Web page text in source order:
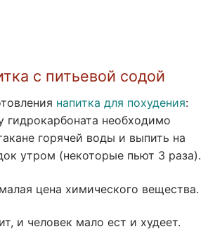
с питьевой содой
напитка для похудения:
гидрокарбоната необходимо
горячей воды и выпить на
утром (некоторые пьют 3 раза).
цена химического вещества.
и человек мало ест и худеет.